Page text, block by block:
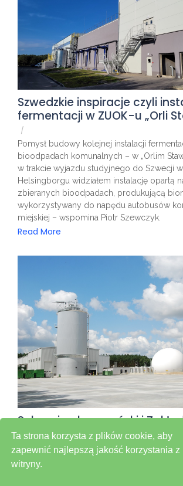
Szwedzkie inspiracje czyli
fermentacji w ZUOK-u „Orli
/
Pomysł budowy kolejnej instalacji
bioodpadach komunalnych – w „Orlim
w trakcie wyjazdu studyjnego do Szwecji
Helsingborgu widziałem instalację opartą
zbieranych bioodpadach, produkującą
wykorzystywany do napędu autobusów
miejskiej – wspomina Piotr Szewczyk.
Read More
Subregion leszczyński i
Zagospodarowania
Trzebani
/
Instalacja przetwarzania odpadów
Ta strona korzysta z plików cookie, aby
zapewnić najlepszą jakość korzystania z
witryny.